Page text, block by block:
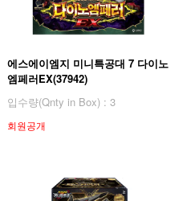
에스에이엠지 미니특공대 7 다이노
엠페러EX(37942)
입수량(Qnty in Box) : 3
회원공개